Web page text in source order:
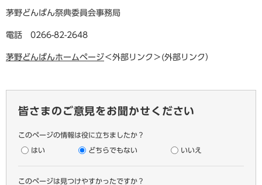
茅野どんばん祭典委員会事務局
電話 0266-82-2648
茅野どんばんホームページ＜外部リンク＞ (外部リンク）
皆さまのご意見をお聞かせください
このページの情報は役に立ちましたか？
はい どちらでもない いいえ
このページは見つけやすかったですか？